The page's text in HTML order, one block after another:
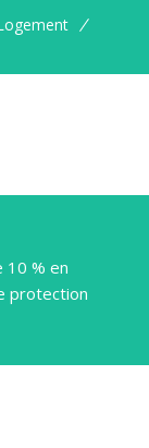
10 % en
protection